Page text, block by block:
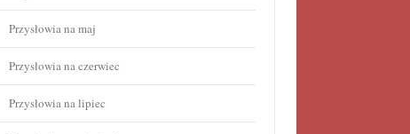
Przysłowia na maj
Przysłowia na czerwiec
Przysłowia na lipiec